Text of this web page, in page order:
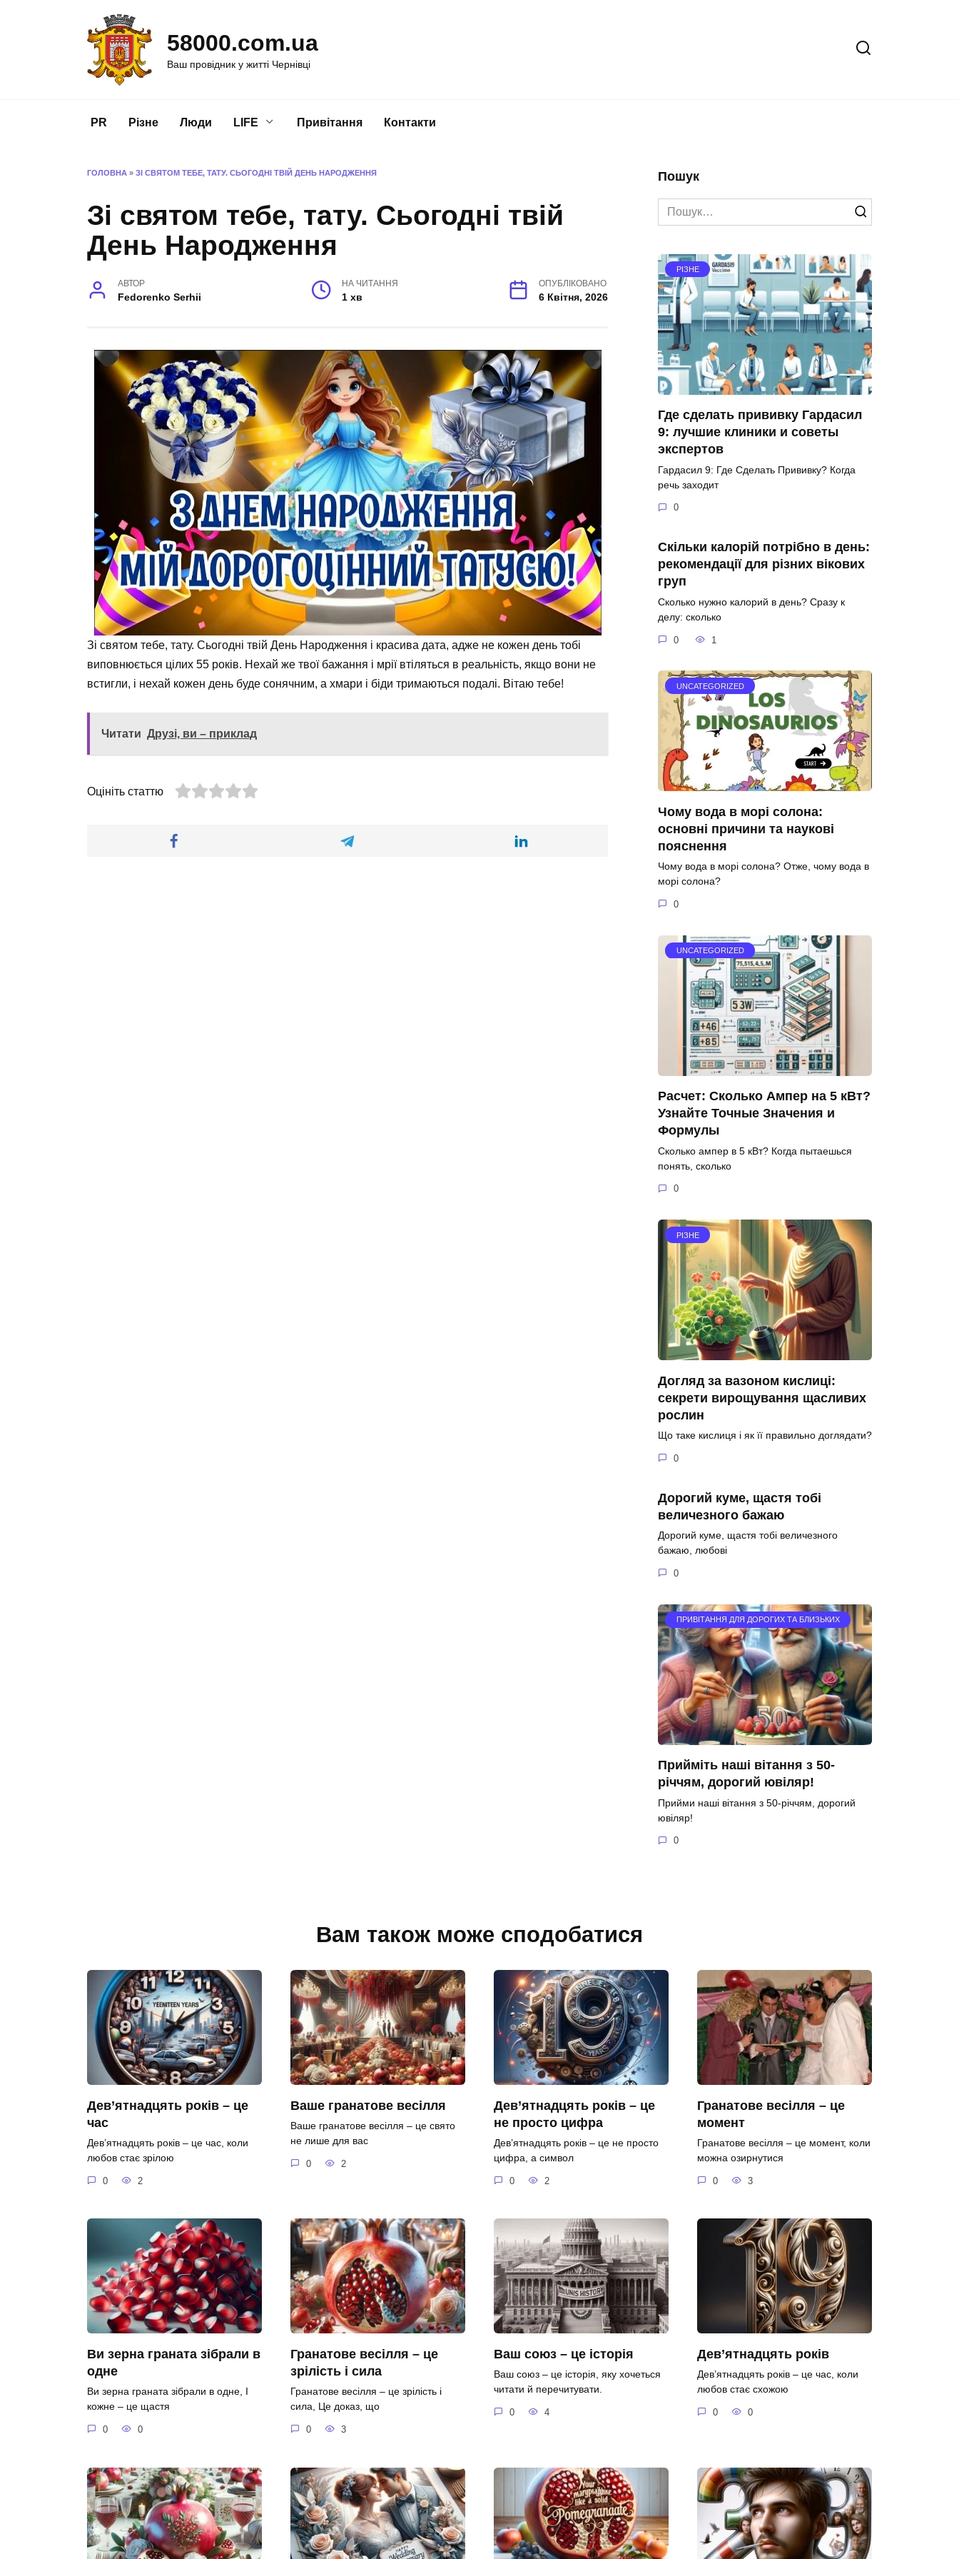
58000.com.ua
Ваш провідник у житті Чернівці
PR Різне Люди LIFE Привітання Контакти
ГОЛОВНА » ЗІ СВЯТОМ ТЕБЕ, ТАТУ. СЬОГОДНІ ТВІЙ ДЕНЬ НАРОДЖЕННЯ
Зі святом тебе, тату. Сьогодні твій
День Народження
АВТОР
Fedorenko Serhii
НА ЧИТАННЯ
1 хв
ОПУБЛІКОВАНО
6 Квітня, 2026
Зі святом тебе, тату. Сьогодні твій День Народження і красива дата, адже не кожен день тобі
виповнюється цілих 55 років. Нехай же твої бажання і мрії втіляться в реальність, якщо вони не
встигли, і нехай кожен день буде сонячним, а хмари і біди тримаються подалі. Вітаю тебе!
Читати Друзі, ви – приклад
Оцініть статтю
Пошук
Search
for:
РІЗНЕ
Где сделать прививку Гардасил
9: лучшие клиники и советы
экспертов
Гардасил 9: Где Сделать Прививку? Когда
речь заходит
0
Скільки калорій потрібно в день:
рекомендації для різних вікових
груп
Сколько нужно калорий в день? Сразу к
делу: сколько
0 1
UNCATEGORIZED
Чому вода в морі солона:
основні причини та наукові
пояснення
Чому вода в морі солона? Отже, чому вода в
морі солона?
0
UNCATEGORIZED
Расчет: Сколько Ампер на 5 кВт?
Узнайте Точные Значения и
Формулы
Сколько ампер в 5 кВт? Когда пытаешься
понять, сколько
0
РІЗНЕ
Догляд за вазоном кислиці:
секрети вирощування щасливих
рослин
Що таке кислиця і як її правильно доглядати?
0
Дорогий куме, щастя тобі
величезного бажаю
Дорогий куме, щастя тобі величезного
бажаю, любові
0
ПРИВІТАННЯ ДЛЯ ДОРОГИХ ТА БЛИЗЬКИХ
Прийміть наші вітання з 50-
річчям, дорогий ювіляр!
Прийми наші вітання з 50-річчям, дорогий
ювіляр!
0
Вам також може сподобатися
Дев’ятнадцять років – це
час
Дев’ятнадцять років – це час, коли
любов стає зрілою
0 2
Ваше гранатове весілля
Ваше гранатове весілля – це свято
не лише для вас
0 2
Дев’ятнадцять років – це
не просто цифра
Дев’ятнадцять років – це не просто
цифра, а символ
0 2
Гранатове весілля – це
момент
Гранатове весілля – це момент, коли
можна озирнутися
0 3
Ви зерна граната зібрали в
одне
Ви зерна граната зібрали в одне, І
кожне – це щастя
0 0
Гранатове весілля – це
зрілість і сила
Гранатове весілля – це зрілість і
сила, Це доказ, що
0 3
Ваш союз – це історія
Ваш союз – це історія, яку хочеться
читати й перечитувати.
0 4
Дев’ятнадцять років
Дев’ятнадцять років – це час, коли
любов стає схожою
0 0